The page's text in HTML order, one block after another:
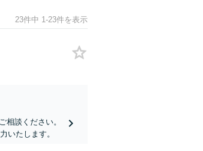
23件中 1-23件を表示
相談ください。
いたします。